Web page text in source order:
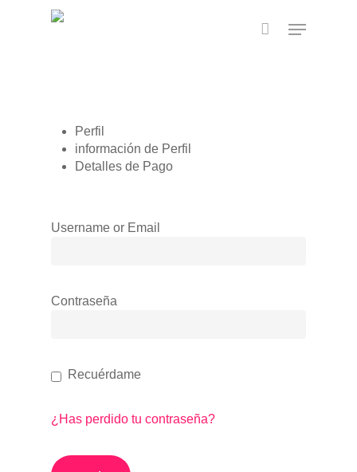
Menu
Perfil
información de Perfil
Detalles de Pago
Username or Email
Contraseña
Recuérdame
¿Has perdido tu contraseña?